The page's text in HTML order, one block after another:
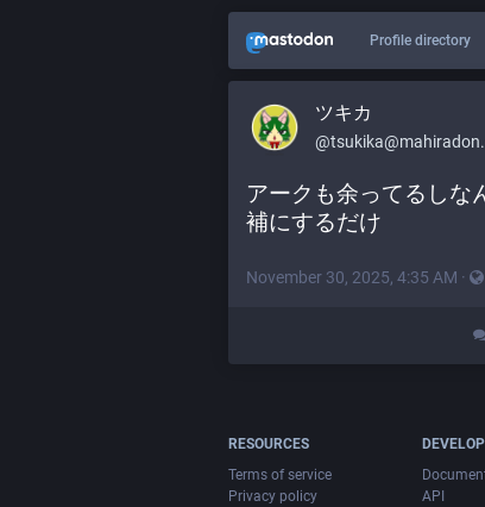
Profile directory
ツキカ
@
アークも余ってるしな
補にするだけ
November 30, 2025, 4:35 AM ·
RESOURCES
Terms of service
Privacy policy
API